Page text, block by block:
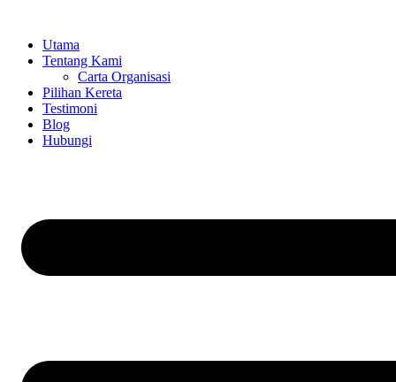
contentUtama
Tentang Kami
Carta Organisasi
Pilihan Kereta
Testimoni
Blog
Hubungi